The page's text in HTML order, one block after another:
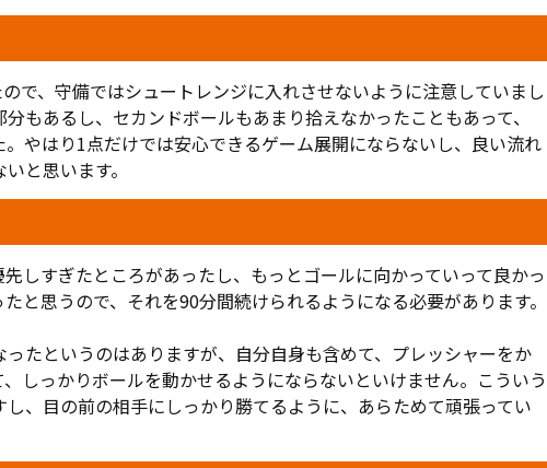
で、守備ではシュートレンジに入れさせないように注意していまし
もあるし、セカンドボールもあまり拾えなかったこともあって、
やはり1点だけでは安心できるゲーム展開にならないし、良い流れ
と思います。
しすぎたところがあったし、もっとゴールに向かっていって良かっ
と思うので、それを90分間続けられるようになる必要があります。
たというのはありますが、自分自身も含めて、プレッシャーをか
しっかりボールを動かせるようにならないといけません。こういう
、目の前の相手にしっかり勝てるように、あらためて頑張ってい